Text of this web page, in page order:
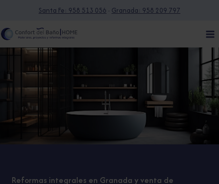
contenido
Santa Fe: 958 513 056 · Granada: 958 209 797
Reformas integrales en Granada y venta de